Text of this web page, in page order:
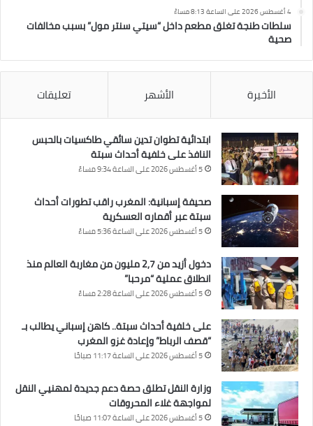
4 أغسطس 2026 على الساعة 8:13 مساءً
سلطات طنجة تغلق مطعم داخل “سيتي سنتر مول” بسبب مخالفات
صحية
الأخيرة الأشهر تعليقات
ابتدائية تطوان تدين سائقي طاكسيات بالحبس
النافذ على خلفية أحداث سبتة
5 أغسطس 2026 على الساعة 9:34 مساءً
صحيفة إسبانية: المغرب راقب تطورات أحداث
سبتة عبر أقماره العسكرية
5 أغسطس 2026 على الساعة 5:36 مساءً
دخول أزيد من 2,7 مليون من مغاربة العالم منذ
انطلاق عملية “مرحبا”
5 أغسطس 2026 على الساعة 2:28 مساءً
على خلفية أحداث سبتة.. كاهن إسباني يطالب بـ
“قصف الرباط” وإعادة غزو المغرب
5 أغسطس 2026 على الساعة 11:17 صباحًا
وزارة النقل تطلق حصة دعم جديدة لمهنيي النقل
لمواجهة غلاء المحروقات
5 أغسطس 2026 على الساعة 11:07 صباحًا